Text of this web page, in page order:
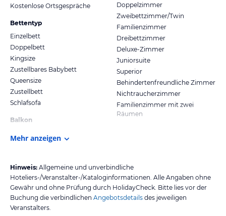
Kostenlose Ortsgespräche
Bettentyp
Einzelbett
Doppelbett
Kingsize
Zustellbares Babybett
Queensize
Zustellbett
Schlafsofa
Balkon
Doppelzimmer
Zweibettzimmer/Twin
Familienzimmer
Dreibettzimmer
Deluxe-Zimmer
Juniorsuite
Superior
Behindertenfreundliche Zimmer
Nichtraucherzimmer
Familienzimmer mit zwei
Räumen
Mehr anzeigen
Hinweis: Allgemeine und unverbindliche
Hoteliers-/Veranstalter-/Kataloginformationen. Alle Angaben ohne
Gewähr und ohne Prüfung durch HolidayCheck. Bitte lies vor der
Buchung die verbindlichen Angebotsdetails des jeweiligen
Veranstalters.